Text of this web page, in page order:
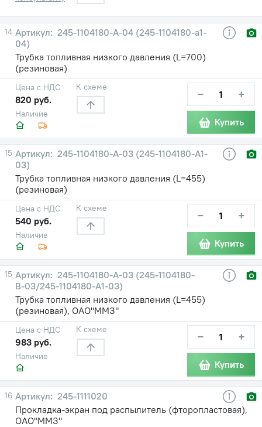
14
245-1104180-А-04 (245-1104180-а1-
04)
Трубка топливная низкого давления (L=700)
(резиновая)
Наличие
Цена с НДС
820 руб.
К схеме − +
Купить
15
245-1104180-А-03 (245-1104180-А1-
03)
Трубка топливная низкого давления (L=455)
(резиновая)
Наличие
Цена с НДС
540 руб.
К схеме − +
Купить
15
245-1104180-А-03 (245-1104180-
В-03/245-1104180-А1-03)
Трубка топливная низкого давления (L=455)
(резиновая), ОАО"ММЗ"
Наличие
Цена с НДС
983 руб.
К схеме − +
Купить
16
245-1111020
Прокладка-экран под распылитель (фторопластовая),
ОАО"ММЗ"